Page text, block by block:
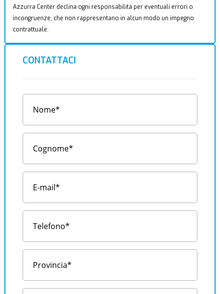
Azzurra Center declina ogni responsabilità per eventuali errori o
incongruenze, che non rappresentano in alcun modo un impegno
contrattuale.
CONTATTACI